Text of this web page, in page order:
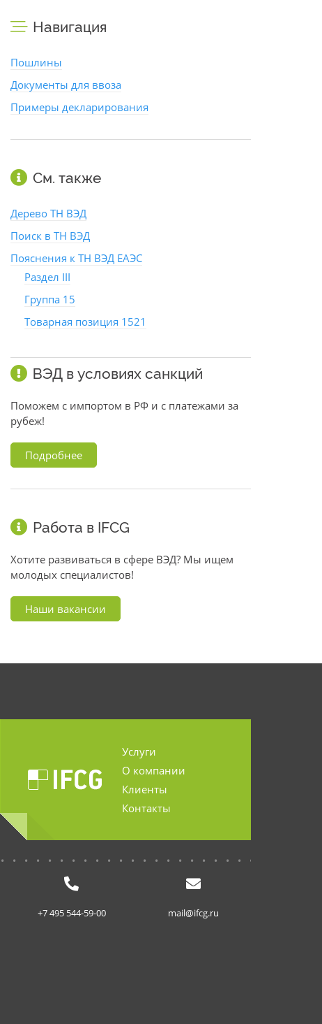
Навигация
Пошлины
Документы для ввоза
Примеры декларирования
См. также
Дерево ТН ВЭД
Поиск в ТН ВЭД
Пояснения к ТН ВЭД ЕАЭС
Раздел III
Группа 15
Товарная позиция 1521
ВЭД в условиях санкций
Поможем с импортом в РФ и с платежами за
рубеж!
Подробнее
Работа в IFCG
Хотите развиваться в сфере ВЭД? Мы ищем
молодых специалистов!
Наши вакансии
Услуги
О компании
Клиенты
Контакты
+7 495 544-59-00 mail@ifcg.ru